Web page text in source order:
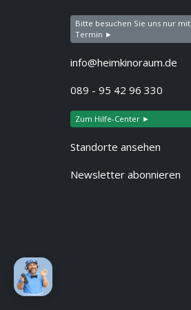
Bitte besuchen Sie uns nur mit
Termin ►
info@heimkinoraum.de
089 - 95 42 96 330
Zum Hilfe-Center ►
Standorte ansehen
Newsletter abonnieren